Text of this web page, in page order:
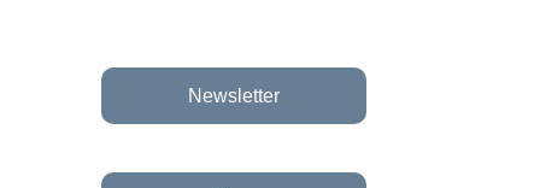
Newsletter